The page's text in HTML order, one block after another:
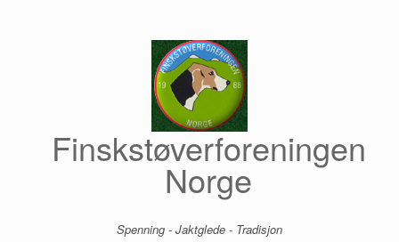
Finskstøverforeningen
Norge
Spenning - Jaktglede - Tradisjon